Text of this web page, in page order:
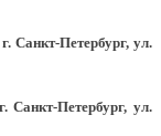
Санкт-Петербург, ул.
Петербург, ул.